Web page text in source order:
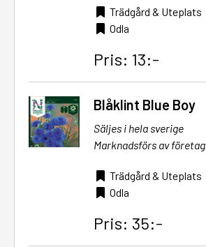
Trädgård & Uteplats
Odla
Pris: 13:-
Blåklint Blue Boy
Säljes i hela sverige
Marknadsförs av företag
Trädgård & Uteplats
Odla
Pris: 35:-